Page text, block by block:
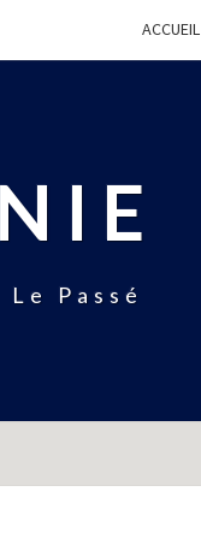
ACCUEIL
Passé